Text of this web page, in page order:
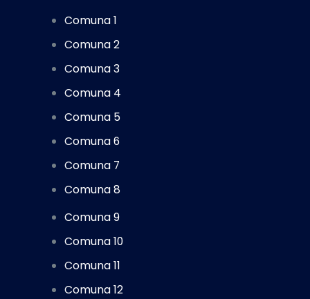
Comuna 1
Comuna 2
Comuna 3
Comuna 4
Comuna 5
Comuna 6
Comuna 7
Comuna 8
Comuna 9
Comuna 10
Comuna 11
Comuna 12